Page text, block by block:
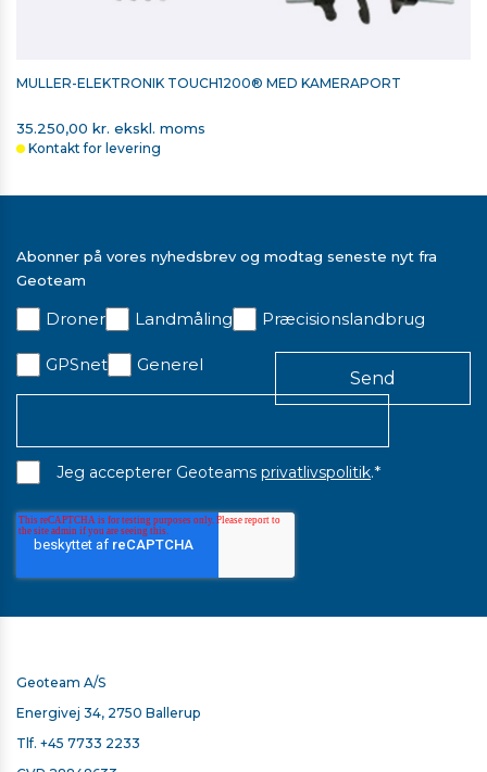
MÜLLER-ELEKTRONIK TOUCH1200® MED KAMERAPORT
35.250,00 kr. ekskl. moms
Kontakt for levering
Abonner på vores nyhedsbrev og modtag seneste nyt fra
Geoteam
Droner Landmåling Præcisionslandbrug
GPSnet Generel
Jeg accepterer Geoteams privatlivspolitik.*
Geoteam A/S
Energivej 34, 2750 Ballerup
Tlf. +45 7733 2233